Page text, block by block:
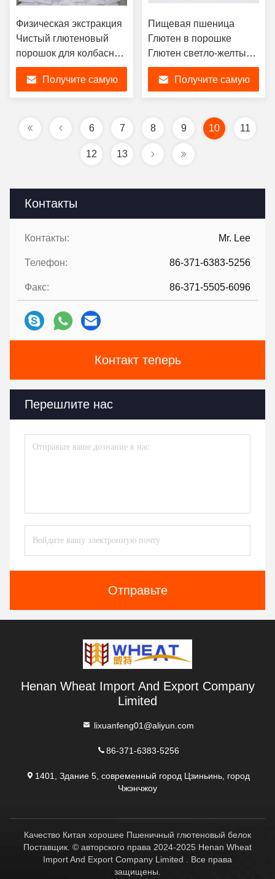
Контакты
Контакты: Mr. Lee
Телефон: 86-371-6383-5256
Факс: 86-371-5505-6096
Контакт теперь
Перешлите нас
Отправьте
Физическая экстракция
Чистый глютеновый
порошок для колбасных
продуктов 85% белка
Получите самую
Пищевая пшеница
Глютен в порошке
Глютен светло-желтый
цвет Для производства
хлеба Получите самую
6 7 8 9 10 11
12 13
Henan Wheat Import And Export Company
Limited
lixuanfeng01@aliyun.com
86-371-6383-5256
1401, Здание 5, современный город Цзиньинь, город
Чжэнчжоу
Качество Китая хорошее Пшеничный глютеновый белок
Поставщик. © авторского права 2024-2025 Henan Wheat
Import And Export Company Limited . Все права
защищены.